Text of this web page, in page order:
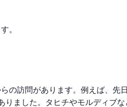
。
の訪問があります。例えば、先
りました。タヒチやモルディブな